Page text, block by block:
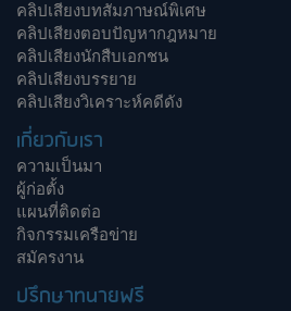
คลิปเสียงบทสัมภาษณ์พิเศษ
คลิปเสียงตอบปัญหากฎหมาย
คลิปเสียงนักสืบเอกชน
คลิปเสียงบรรยาย
คลิปเสียงวิเคราะห์คดีดัง
เกี่ยวกับเรา
ความเป็นมา
ผู้ก่อตั้ง
แผนที่ติดต่อ
กิจกรรมเครือข่าย
สมัครงาน
ปรึกษาทนายฟรี